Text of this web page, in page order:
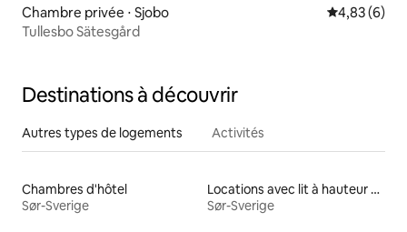
Chambre privée ⋅ Sjobo Évaluation
4,83 (6)
Tullesbo Sätesgård
Destinations à découvrir
Autres types de logements Activités
Chambres d'hôtel
Sør-Sverige
Locations avec lit à hauteur adaptée
Sør-Sverige